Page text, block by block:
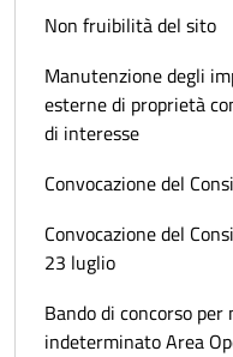
Non fruibilità del sito
Manutenzione degli
esterne di proprietà
di interesse
Convocazione del
Convocazione del
23 luglio
Bando di concorso
indeterminato Area